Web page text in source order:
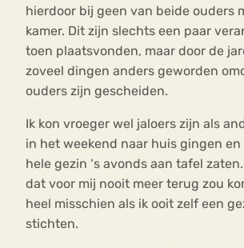
hierdoor bij geen van beide ouders
kamer. Dit zijn slechts een paar
toen plaatsvonden, maar door de
zoveel dingen anders geworden
ouders zijn gescheiden.
Ik kon vroeger wel jaloers zijn als
in het weekend naar huis gingen
hele gezin ‘s avonds aan tafel
dat voor mij nooit meer terug zou
heel misschien als ik ooit zelf een
stichten.